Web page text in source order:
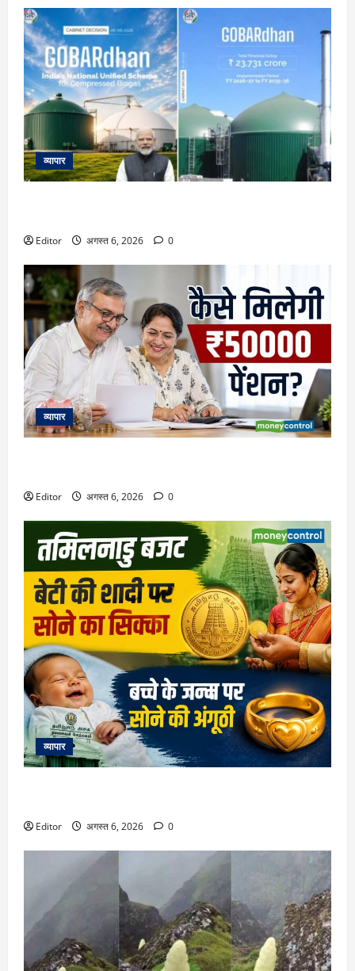
व्यापार
Editor अगस्त 6, 2026 0
व्यापार
Editor अगस्त 6, 2026 0
व्यापार
Editor अगस्त 6, 2026 0